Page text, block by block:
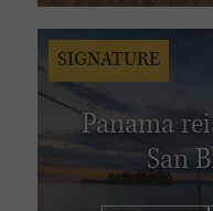
Panama
San
SIGNATURE